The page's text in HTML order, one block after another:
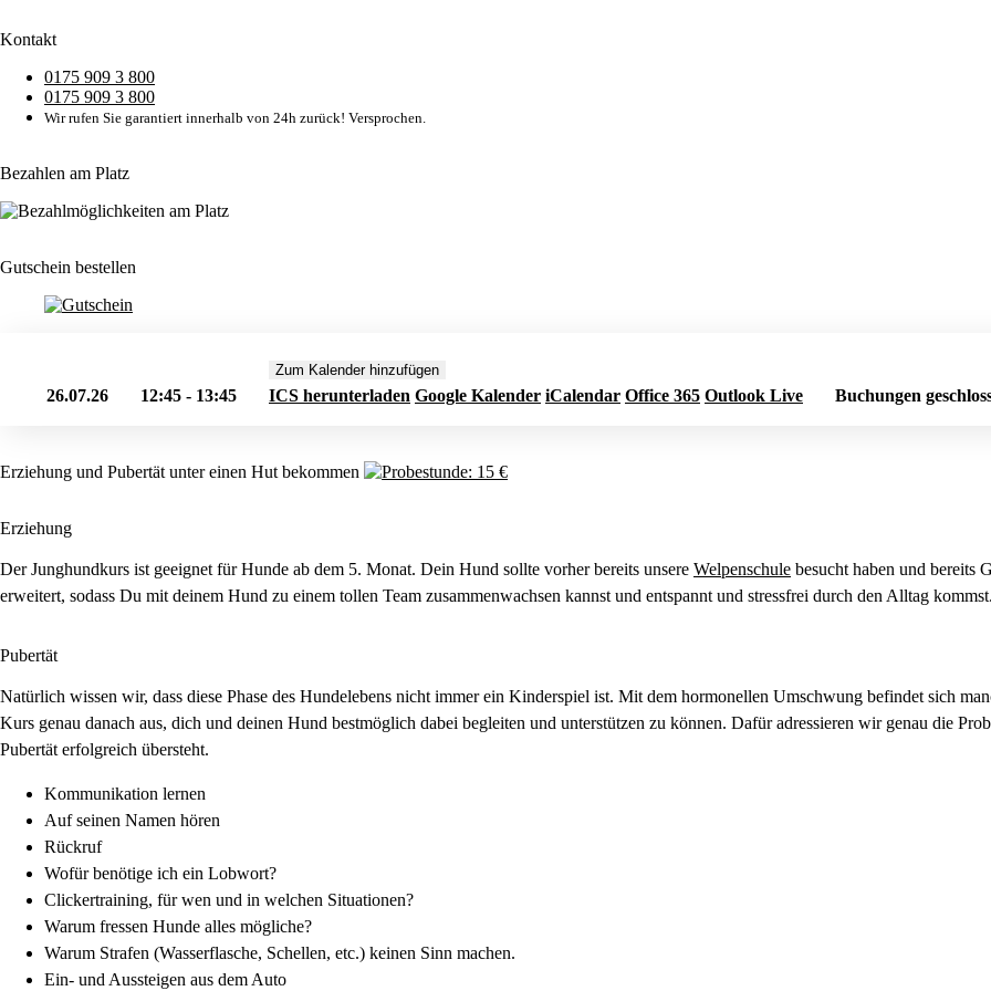
Kontakt
0175 909 3 800
0175 909 3 800
Wir rufen Sie garantiert innerhalb von 24h zurück! Versprochen.
Bezahlen am Platz
Gutschein bestellen
26.07.26 12:45 - 13:45
Zum Kalender hinzufügen
ICS herunterladen Google Kalender iCalendar Office 365 Outlook Live Buchungen
Erziehung und Pubertät unter einen Hut bekommen
Erziehung
Der Junghundkurs ist geeignet für Hunde ab dem 5. Monat. Dein Hund sollte vorher bereits unsere Welpenschule besucht haben und bereits
erweitert, sodass Du mit deinem Hund zu einem tollen Team zusammenwachsen kannst und entspannt und stressfrei durch den Alltag
Pubertät
Natürlich wissen wir, dass diese Phase des Hundelebens nicht immer ein Kinderspiel ist. Mit dem hormonellen Umschwung befindet sich
Kurs genau danach aus, dich und deinen Hund bestmöglich dabei begleiten und unterstützen zu können. Dafür adressieren wir genau die
Pubertät erfolgreich übersteht.
Kommunikation lernen
Auf seinen Namen hören
Rückruf
Wofür benötige ich ein Lobwort?
Clickertraining, für wen und in welchen Situationen?
Warum fressen Hunde alles mögliche?
Warum Strafen (Wasserflasche, Schellen, etc.) keinen Sinn machen.
Ein- und Aussteigen aus dem Auto